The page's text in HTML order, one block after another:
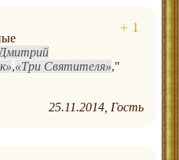
Дмитрий
, Три Святителя ,"
25.11.2014 Гость